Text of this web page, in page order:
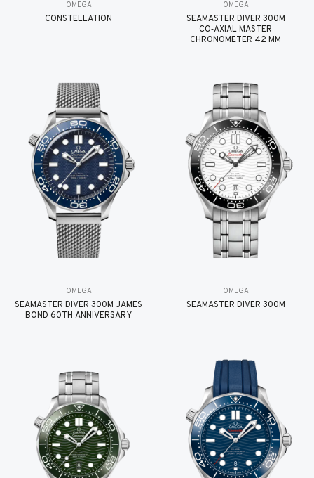
OMEGA
CONSTELLATION
OMEGA
SEAMASTER DIVER 300M
CO‑AXIAL MASTER
CHRONOMETER 42 MM
OMEGA
SEAMASTER DIVER 300M JAMES
BOND 60TH ANNIVERSARY
OMEGA
SEAMASTER DIVER 300M